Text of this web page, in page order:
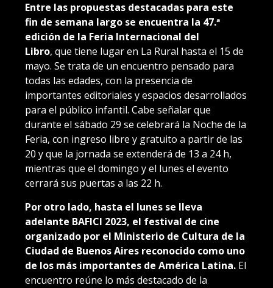
Entre las propuestas destacadas para este
fin de semana largo se encuentra la 47.ª
edición de la Feria Internacional del
Libro, que tiene lugar en La Rural hasta el 15 de
mayo. Se trata de un encuentro pensado para
todas las edades, con la presencia de
importantes editoriales y espacios desarrollados
para el público infantil. Cabe señalar que
durante el sábado 29 se celebrará la Noche de la
Feria, con ingreso libre y gratuito a partir de las
20 y que la jornada se extenderá de 13 a 24 h,
mientras que el domingo y el lunes el evento
cerrará sus puertas a las 22 h.
Por otro lado, hasta el lunes se lleva
adelante BAFICI 2023, el festival de cine
organizado por el Ministerio de Cultura de la
Ciudad de Buenos Aires reconocido como uno
de los más importantes de América Latina. El
encuentro reúne lo más destacado de la